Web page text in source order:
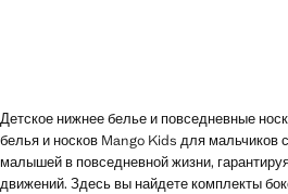
Детское нижнее белье и повседневные
белья и носков Mango Kids для мальчиков
малышей в повседневной жизни,
движений. Здесь вы найдете комплекты